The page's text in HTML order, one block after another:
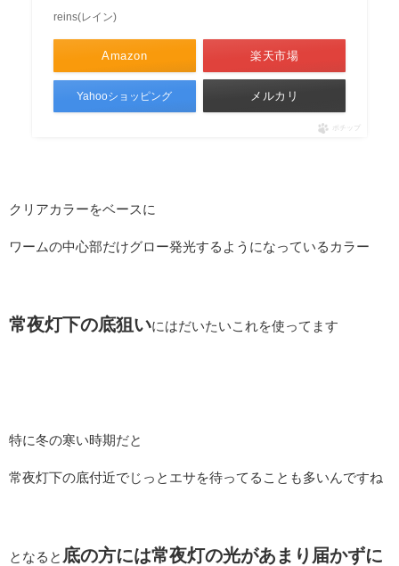
reins(レイン)
Amazon 楽天市場
Yahooショッピング メルカリ
ポチップ
クリアカラーをベースに
ワームの中心部だけグロー発光するようになっているカラー
常夜灯下の底狙いにはだいたいこれを使ってます
特に冬の寒い時期だと
常夜灯下の底付近でじっとエサを待ってることも多いんですね
となると 底の方には常夜灯の光があまり届かずに